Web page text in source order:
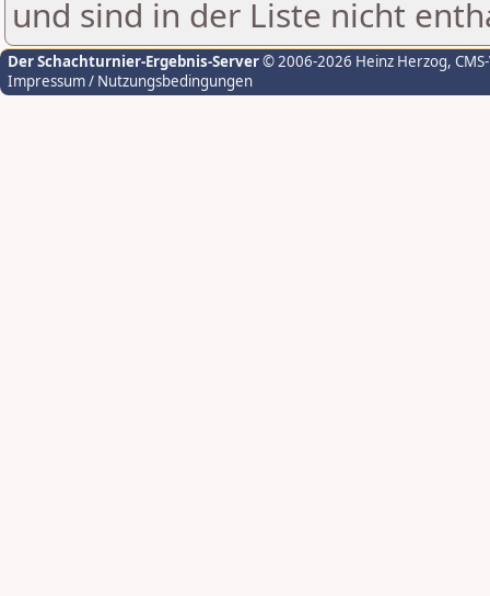
und sind in der Liste nicht
Der Schachturnier-Ergebnis-Server© 2006-2026 Heinz Herzog,
Impressum / Nutzungsbedingungen